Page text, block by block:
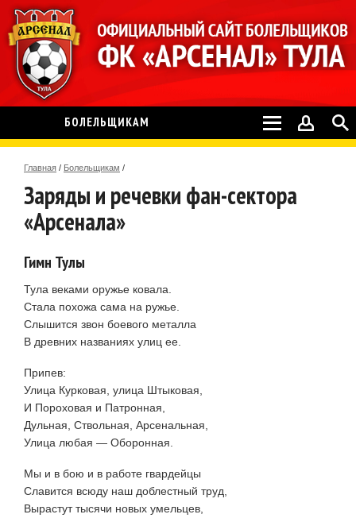
БОЛЕЛЬЩИКАМ
Главная / Болельщикам /
Заряды и речевки фан-сектора
«Арсенала»
Гимн Тулы
Тула веками оружье ковала.
Стала похожа сама на ружье.
Слышится звон боевого металла
В древних названиях улиц ее.
Припев:
Улица Курковая, улица Штыковая,
И Пороховая и Патронная,
Дульная, Ствольная, Арсенальная,
Улица любая — Оборонная.
Мы и в бою и в работе гвардейцы
Славится всюду наш доблестный труд,
Вырастут тысячи новых умельцев,